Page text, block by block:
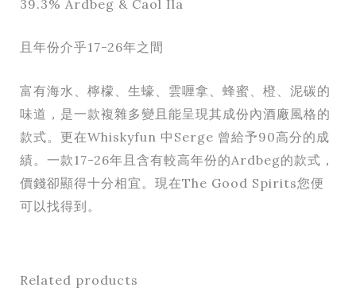
39.3% Ardbeg & Caol Ila
且年份介乎17-26年之間
富有海水、檸檬、生蠔、雲喱拿、蜂蜜、橙、泥碳的
味道，是一款複雜多變且能呈現其成份內酒廠風格的
款式。更在Whiskyfun 中Serge 曾給予90高分的成
績。一款17-26年且含有較高年份的Ardbeg的款式，
價錢卻顯得十分相宜。現在The Good Spirits您便
可以找得到。
Related products